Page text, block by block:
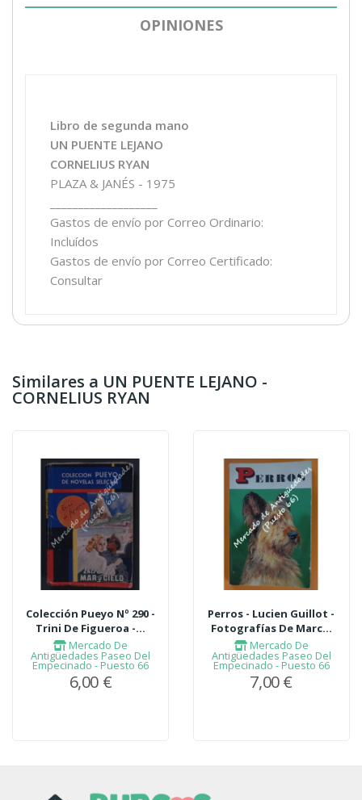
OPINIONES
Libro de segunda mano
UN PUENTE LEJANO
CORNELIUS RYAN
PLAZA & JANÉS - 1975
Gastos de envío por Correo Ordinario:
Incluídos
Gastos de envío por Correo Certificado:
Consultar
Similares a UN PUENTE LEJANO -
CORNELIUS RYAN
Colección Pueyo Nº 290 -
Trini De Figueroa -...
Mercado De
Antigüedades Paseo Del
Empecinado - Puesto 66
6,00 €
Perros - Lucien Guillot -
Fotografías De Marc...
Mercado De
Antigüedades Paseo Del
Empecinado - Puesto 66
7,00 €